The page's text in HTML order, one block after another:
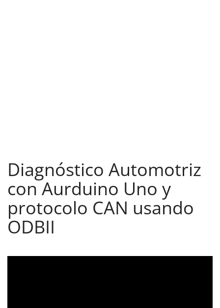
Diagnóstico Automotriz
con Aurduino Uno y
protocolo CAN usando
ODBII